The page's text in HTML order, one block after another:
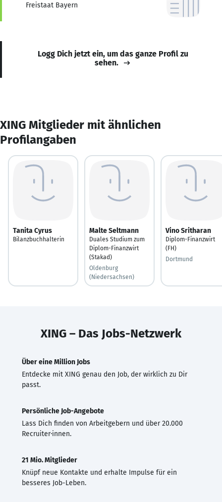
Freistaat Bayern
Logg Dich jetzt ein, um das ganze Profil zu
sehen.
XING Mitglieder mit ähnlichen
Profilangaben
Tanita Cyrus
Bilanzbuchhalterin
Malte Seltmann
Duales Studium zum
Diplom-Finanzwirt
(Stakad)
Oldenburg
(Niedersachsen)
Vino Sritharan
Diplom-Finanzwirt
(FH)
Dortmund
XING – Das Jobs-Netzwerk
Über eine Million Jobs
Entdecke mit XING genau den Job, der wirklich zu Dir
passt.
Persönliche Job-Angebote
Lass Dich finden von Arbeitgebern und über 20.000
Recruiter·innen.
21 Mio. Mitglieder
Knüpf neue Kontakte und erhalte Impulse für ein
besseres Job-Leben.